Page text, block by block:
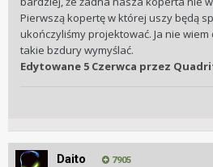
Pierwszą kopertę w której uszy będą
ukończyliśmy projektować. Ja nie
takie bzdury wymyślać.
Edytowane 5 Czerwca przez
Daito 7905